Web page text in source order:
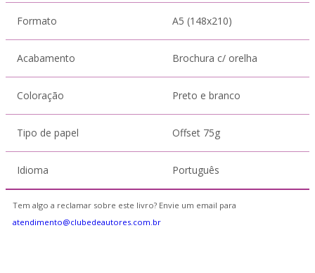
Formato A5 (148x210)
Acabamento Brochura c/ orelha
Coloração Preto e branco
Tipo de papel Offset 75g
Idioma Português
Tem algo a reclamar sobre este livro? Envie um email para
atendimento@clubedeautores.com.br